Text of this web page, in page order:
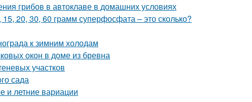
грибов в автоклаве в домашних условиях
20, 30, 60 грамм суперфосфата – это сколько?
к зимним холодам
окон в доме из бревна
участков
сада
и летние вариации